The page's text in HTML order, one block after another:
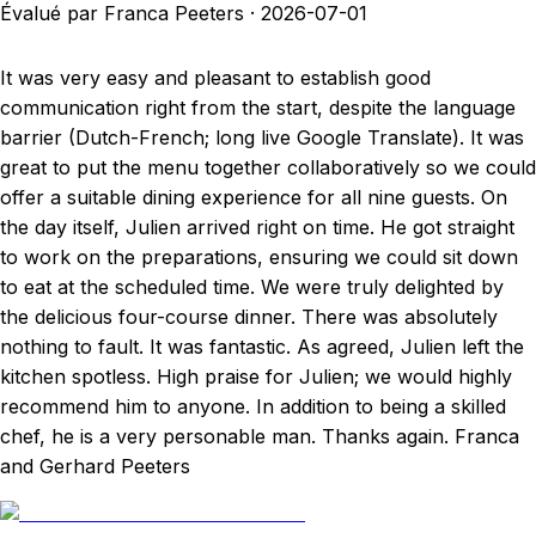
Évalué par Franca Peeters · 2026-07-01
It was very easy and pleasant to establish good
communication right from the start, despite the language
barrier (Dutch-French; long live Google Translate). It was
great to put the menu together collaboratively so we could
offer a suitable dining experience for all nine guests. On
the day itself, Julien arrived right on time. He got straight
to work on the preparations, ensuring we could sit down
to eat at the scheduled time. We were truly delighted by
the delicious four-course dinner. There was absolutely
nothing to fault. It was fantastic. As agreed, Julien left the
kitchen spotless. High praise for Julien; we would highly
recommend him to anyone. In addition to being a skilled
chef, he is a very personable man. Thanks again. Franca
and Gerhard Peeters